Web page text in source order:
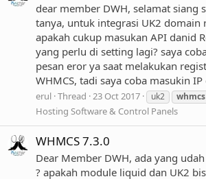
dear member DWH, selamat siang
tanya, untuk integrasi UK2 domain
apakah cukup masukan API danid
yang perlu di setting lagi? saya
pesan eror ya saat melakukan
WHMCS, tadi saya coba masukin IP
erul Thread 23 Oct 2017 uk2 whmcs
Hosting Software & Control Panels
WHMCS 7.3.0
Dear Member DWH, ada yang
? apakah module liquid dan UK2